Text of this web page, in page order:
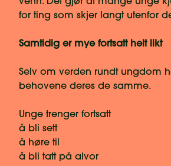
venn. Det gjør at mange unge
for ting som skjer langt utenfor
Samtidig er mye fortsatt helt likt
Selv om verden rundt ungdom
behovene deres de samme.
Unge trenger fortsatt
å bli sett
å høre til
å bli tatt på alvor